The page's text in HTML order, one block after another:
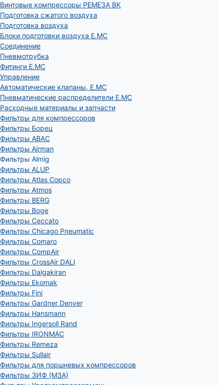
Винтовые компрессоры РЕМЕЗА ВК
Подготовка сжатого воздуха
Подготовка воздуха
Блоки подготовки воздуха E.MC
Соединение
Пневмотрубка
Фитинги E.MC
Управление
Автоматические клапаны, Е.МС
Пневматические распределители E.MC
Расходные материалы и запчасти
Фильтры для компрессоров
Фильтры Борец
Фильтры ABAC
Фильтры Airman
Фильтры Almig
Фильтры ALUP
Фильтры Atlas Copco
Фильтры Atmos
Фильтры BERG
Фильтры Boge
Фильтры Ceccato
Фильтры Chicago Pneumatic
Фильтры Comaro
Фильтры CompAir
Фильтры CrossAir DALI
Фильтры Dalgakiran
Фильтры Ekomak
Фильтры Fini
Фильтры Gardner Denver
Фильтры Hansmann
Фильтры Ingersoll Rand
Фильтры IRONMAC
Фильтры Remeza
Фильтры Sullair
Фильтры для поршневых компрессоров
Фильтры ЗИФ (МЗА)